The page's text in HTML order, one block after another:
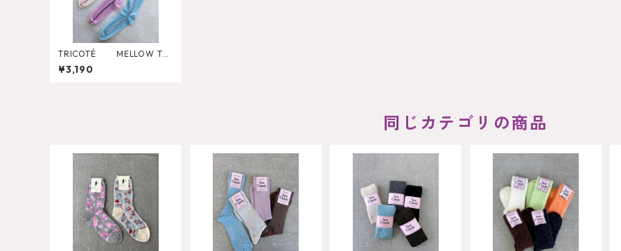
TRICOTÉ MELLOW TUL
LE HIGH SOCKS
¥3,190
同じカテゴリの商品